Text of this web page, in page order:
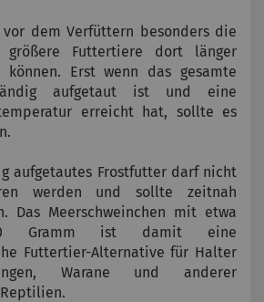
dem Verfüttern besonders die
größere Futtertiere dort länger
Erst wenn das gesamte
aufgetaut ist und eine
erreicht hat, sollte es
aufgetautes Frostfutter darf nicht
werden und sollte zeitnah
Das Meerschweinchen mit etwa
Gramm ist damit eine
Futtertier-Alternative für Halter
Warane und anderer